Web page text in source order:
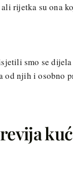
rijetka su ona
smo se
od njih i osobno